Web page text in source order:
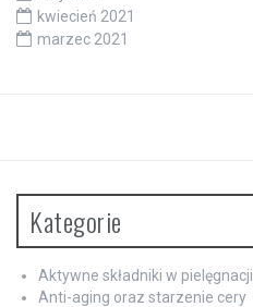
kwiecień 2021
marzec 2021
Kategorie
Aktywne składniki w pielęgnacji
Anti-aging oraz starzenie cery